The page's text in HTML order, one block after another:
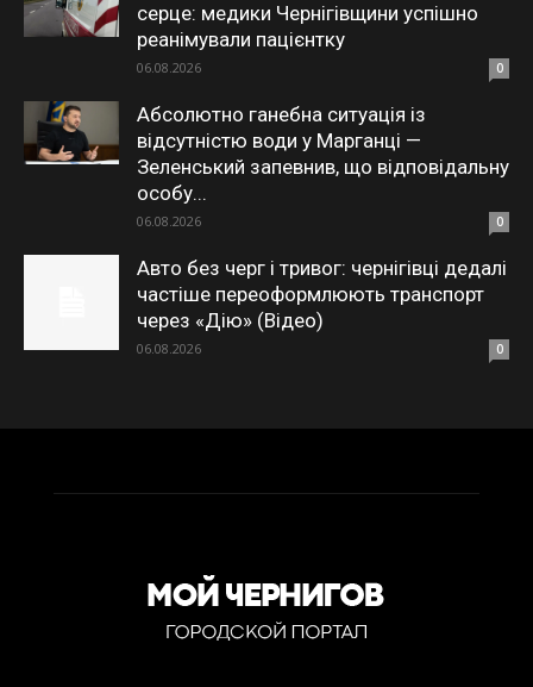
серце: медики Чернігівщини успішно
реанімували пацієнтку
06.08.2026 0
Абсолютно ганебна ситуація із
відсутністю води у Марганці —
Зеленський запевнив, що відповідальну
особу...
06.08.2026 0
Авто без черг і тривог: чернігівці дедалі
частіше переоформлюють транспорт
через «Дію» (Відео)
06.08.2026 0